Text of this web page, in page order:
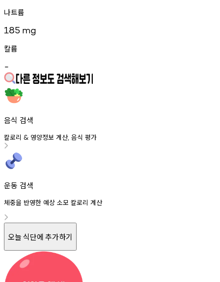
나트륨
185 mg
칼륨
-
음식 검색
칼로리 & 영양정보 계산, 음식 평가
운동 검색
체중을 반영한 예상 소모 칼로리 계산
오늘 식단에 추가하기